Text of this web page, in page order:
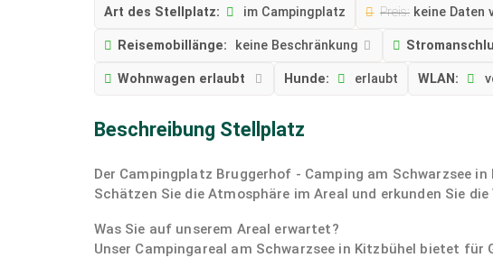
Art des Stellplatz: im Campingplatz Preis: keine Daten
Reisemobillänge: keine Beschränkung
Wohnwagen erlaubt Hunde: erlaubt WLAN:
Beschreibung Stellplatz
Der Campingplatz Bruggerhof - Camping am Schwarzsee
Schätzen Sie die Atmosphäre im Areal und erkunden Sie
Was Sie auf unserem Areal erwartet?
Unser Campingareal am Schwarzsee in Kitzbühel bietet für